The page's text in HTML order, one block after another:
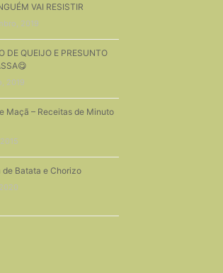
VAI RESISTIR
2019
DE QUEIJO E PRESUNTO
2019
Maçã – Receitas de Minuto
de Batata e Chorizo